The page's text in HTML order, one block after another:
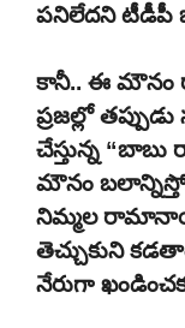
పనిలేదని టీడీపీ
కానీ.. ఈ మౌనం
ప్రజల్లో
చేస్తున్న
మౌనం
నిమ్మల
తెచ్చుకుని
నేరుగా